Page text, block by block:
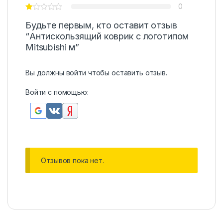
0
Будьте первым, кто оставит отзыв
“Антискользящий коврик с логотипом
Mitsubishi м”
Вы должны войти чтобы оставить отзыв.
Войти с помощью:
Отзывов пока нет.